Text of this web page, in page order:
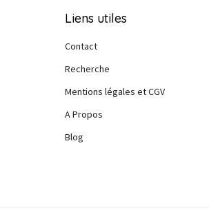
Liens utiles
Contact
Recherche
Mentions légales et CGV
A Propos
Blog